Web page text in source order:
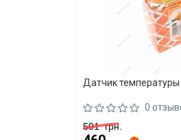
Датчик температуры
0
501грн.